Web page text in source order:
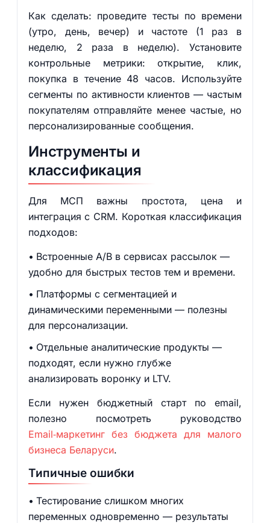
Как сделать: проведите тесты по времени
(утро, день, вечер) и частоте (1 раз в
неделю, 2 раза в неделю). Установите
контрольные метрики: открытие, клик,
покупка в течение 48 часов. Используйте
сегменты по активности клиентов — частым
покупателям отправляйте менее частые, но
персонализированные сообщения.
Инструменты и
классификация
Для МСП важны простота, цена и
интеграция с CRM. Короткая классификация
подходов:
Встроенные A/B в сервисах рассылок —
удобно для быстрых тестов тем и времени.
Платформы с сегментацией и
динамическими переменными — полезны
для персонализации.
Отдельные аналитические продукты —
подходят, если нужно глубже
анализировать воронку и LTV.
Если нужен бюджетный старт по email,
полезно посмотреть руководство
Email‑маркетинг без бюджета для малого
бизнеса Беларуси.
Типичные ошибки
Тестирование слишком многих
переменных одновременно — результаты